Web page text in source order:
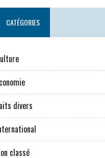
CATÉGORIES
divers
classé